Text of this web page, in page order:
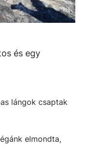
és egy
lángok csaptak
elmondta,